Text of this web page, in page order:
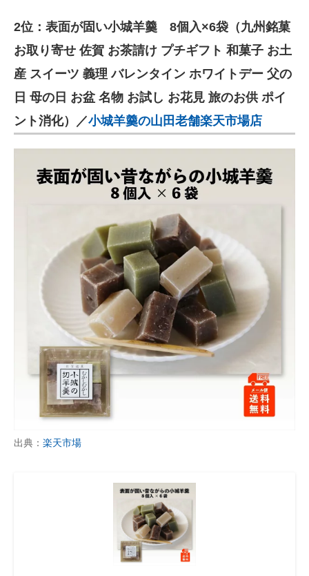
2位：表面が固い小城羊羹 8個入×6袋（九州銘菓
お取り寄せ 佐賀 お茶請け プチギフト 和菓子 お土
産 スイーツ 義理 バレンタイン ホワイトデー 父の
日 母の日 お盆 名物 お試し お花見 旅のお供 ポイ
ント消化）／小城羊羹の山田老舗楽天市場店
出典： 楽天市場